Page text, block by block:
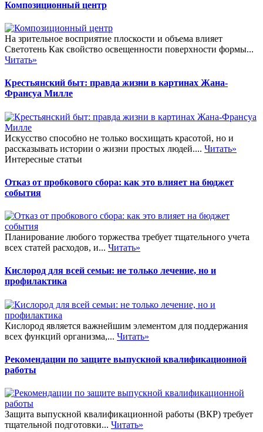
Композиционный центр
На зрительное восприятие плоскости и объема влияет
Светотень Как свойство освещенности поверхности формы...
Читать»
Крестьянский быт: правда жизни в картинах Жана-
Франсуа Милле
Искусство способно не только восхищать красотой, но и
рассказывать истории о жизни простых людей.... Читать»
Интересные статьи
Отказ от пробкового сбора: как это влияет на бюджет
события
Планирование любого торжества требует тщательного учета
всех статей расходов, и... Читать»
Кислород для всей семьи: не только лечение, но и
профилактика
Кислород является важнейшим элементом для поддержания
всех функций организма,... Читать»
Рекомендации по защите выпускной квалификационной
работы
Защита выпускной квалификационной работы (ВКР) требует
тщательной подготовки... Читать»